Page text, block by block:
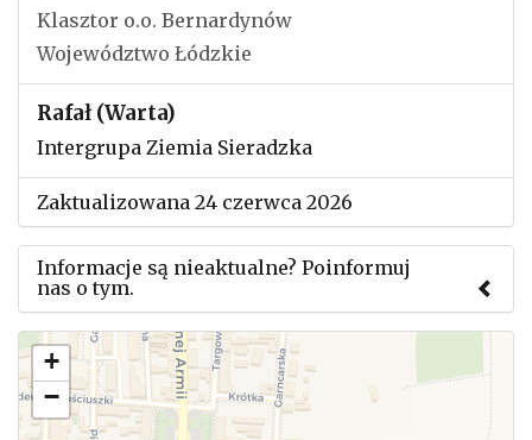
Klasztor o.o. Bernardynów
Województwo Łódzkie
Rafał (Warta)
Intergrupa Ziemia Sieradzka
Zaktualizowana 24 czerwca 2026
Informacje są nieaktualne? Poinformuj
nas o tym.
Użyj tego formularza aby przesłać informację o
zmianach w powyższym mityngu.
+
−